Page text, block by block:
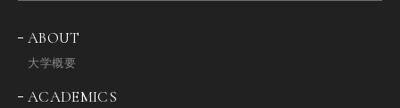
ABOUT
大学概要
ACADEMICS